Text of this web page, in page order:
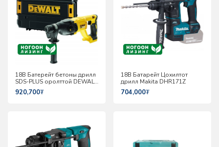
18В Батерейт бетоны дрилл
SDS-PLUS оролттой DEWALT
DCH133NT-XJ
920,700₮
18В Батарейт Цохилтот
дрилл Makita DHR171Z
704,000₮